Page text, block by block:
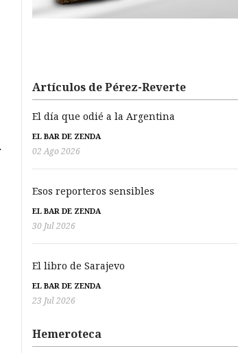
Artículos de Pérez-Reverte
El día que odié a la Argentina
EL BAR DE ZENDA
02 Ago 2026
Esos reporteros sensibles
EL BAR DE ZENDA
30 Jul 2026
El libro de Sarajevo
EL BAR DE ZENDA
23 Jul 2026
Hemeroteca